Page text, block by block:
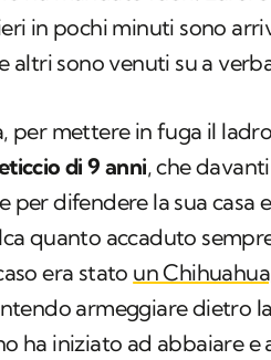
in pochi minuti sono
altri sono venuti su a
per mettere in fuga il
di 9 anni, che
per difendere la sua casa
quanto accaduto
era stato un
armeggiare dietro
ha iniziato ad abbaiare e